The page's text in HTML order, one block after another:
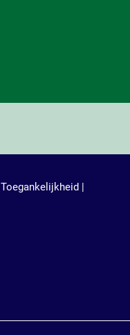
Toegankelijkheid |